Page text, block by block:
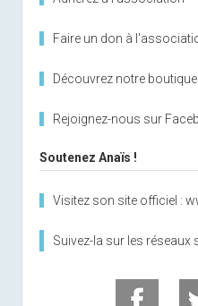
Faire un don à
Découvrez notre
Rejoignez-nous sur
Soutenez Anaïs !
Visitez son site officiel :
Suivez-la sur les réseaux